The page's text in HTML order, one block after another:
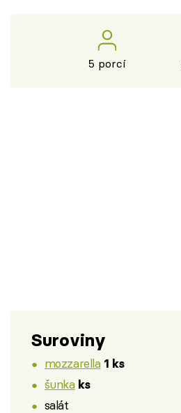
5 porcí
Suroviny
mozzarella 1 ks
šunka ks
salát